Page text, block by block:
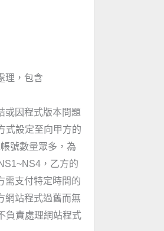
理，包含
或因程式版本問題
式設定至向甲方的
號數量眾多，為
，乙方的
需支付特定時間的
網站程式過舊而無
負責處理網站程式